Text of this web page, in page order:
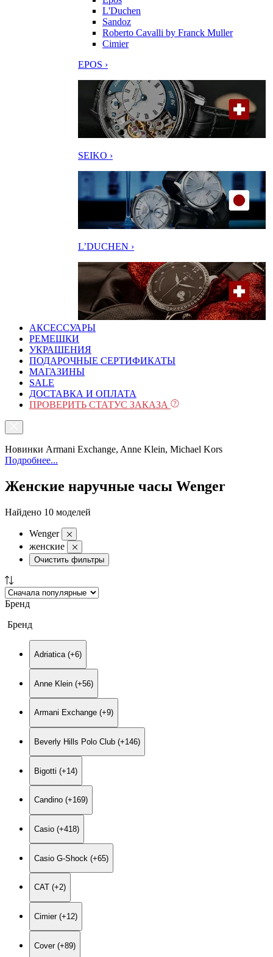
L'Duchen
Sandoz
Roberto Cavalli by Franck Muller
Cimier
EPOS ›
SEIKO ›
L’DUCHEN ›
АКСЕССУАРЫ
РЕМЕШКИ
УКРАШЕНИЯ
ПОДАРОЧНЫЕ СЕРТИФИКАТЫ
МАГАЗИНЫ
SALE
ДОСТАВКА И ОПЛАТА
ПРОВЕРИТЬ СТАТУС ЗАКАЗА
Новинки Armani Exchange, Anne Klein, Michael Kors
Подробнее...
Женские наручные часы Wenger
Найдено 10 моделей
Wenger
женские
Очистить фильтры
Бренд
Бренд
Adriatica (+6)
Anne Klein (+56)
Armani Exchange (+9)
Beverly Hills Polo Club (+146)
Bigotti (+14)
Candino (+169)
Casio (+418)
Casio G-Shock (+65)
CAT (+2)
Cimier (+12)
Cover (+89)